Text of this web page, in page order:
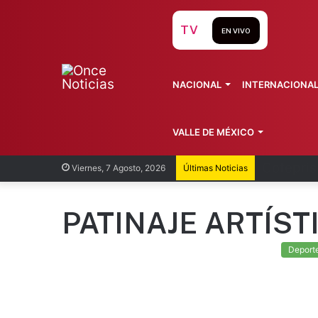
Viernes, 7 Agosto, 2026 Últimas Noticias
TV EN VIVO
NACIONAL INTERNACIONAL
VALLE DE MÉXICO
PATINAJE